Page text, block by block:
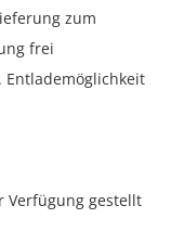
zum
frei
Entlademöglichkeit
Verfügung gestellt